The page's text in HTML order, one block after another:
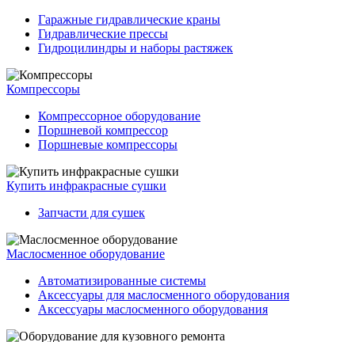
Гаражные гидравлические краны
Гидравлические прессы
Гидроцилиндры и наборы растяжек
Компрессоры
Компрессорное оборудование
Поршневой компрессор
Поршневые компрессоры
Купить инфракрасные сушки
Запчасти для сушек
Маслосменное оборудование
Автоматизированные системы
Аксессуары для маслосменного оборудования
Аксессуары маслосменного оборудования